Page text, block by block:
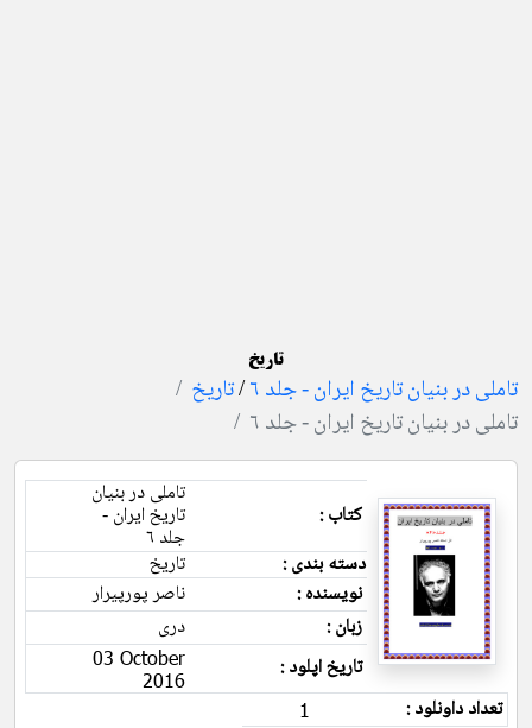
تاریخ
تاملی در بنیان تاریخ ایران - جلد ۶ /تاریخ
تاملی در بنیان تاریخ ایران - جلد ۶
کتاب :
تاملی در بنیان
تاریخ ایران -
جلد ۶
دسته بندی :
تاریخ
نویسنده :
ناصر پورپیرار
زبان :
دری
تاریخ اپلود :
03 October
2016
تعداد داونلود : 1